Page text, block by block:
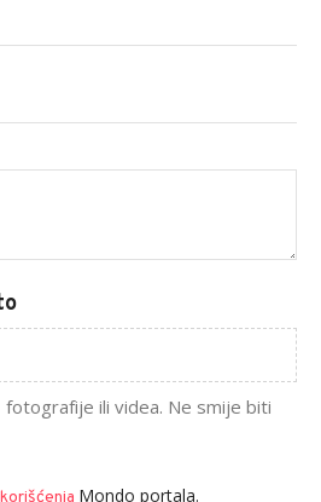
ili videa. Ne smije biti
Mondo portala.